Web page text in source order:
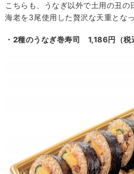
こちらも、うなぎ以外で土用の丑の
海老を3尾使用した贅沢な天重となっ
・2種のうなぎ巻寿司 1,186円（税